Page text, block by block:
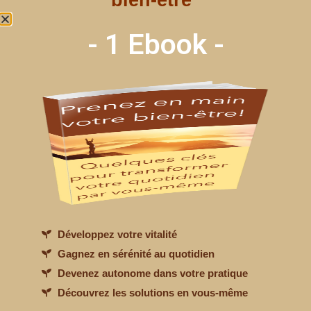
DÉROULEMENT D’UN COURS
- 1 Ebook -
Développez votre vitalité
Gagnez en sérénité au quotidien
Devenez autonome dans votre pratique
Découvrez les solutions en vous-même